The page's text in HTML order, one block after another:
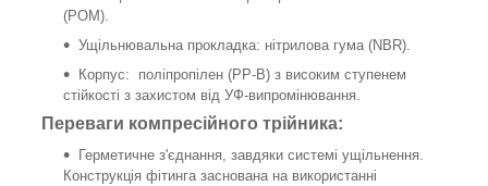
(РОМ).
Ущільнювальна прокладка: нітрилова гума (NBR).
Корпус: поліпропілен (РР-В) з високим ступенем
стійкості з захистом від УФ-випромінювання.
Переваги компресійного трійника:
Герметичне з'єднання, завдяки системі ущільнення.
Конструкція фітинга заснована на використанні